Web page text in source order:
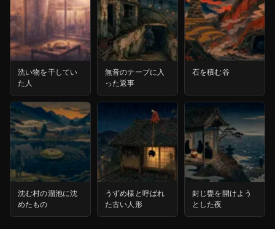
洗い物を干してい
た人
無音のテープに入
った返事
石を積む谷
沈む村の溜池に沈
めたもの
うずめ様と呼ばれ
た古い人形
封じ甕を開けよう
とした夜